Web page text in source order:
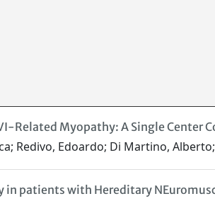
Related Myopathy: A Single Center
Redivo, Edoardo; Di Martino,
patients with Hereditary